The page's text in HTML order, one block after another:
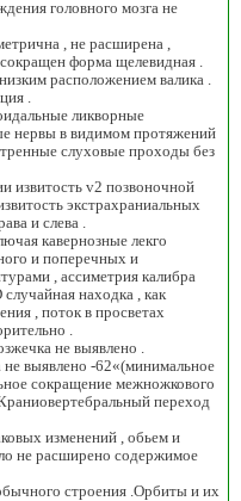
головного мозга не
, не расширена ,
форма щелевидная .
расположением валика .
.
ликворные
нервы в видимом протяжений
слуховые проходы без
извитость v2 позвоночной
экстрахраниальных
и слева .
кавернозные лекго
и поперечных и
, ассиметрия калибра
находка , как
, поток в просветах
.
не выявлено .
выявлено -62«(минимальное
сокращение межножкового
переход
изменений , обьем и
не расширено содержимое
строения .Орбиты и их